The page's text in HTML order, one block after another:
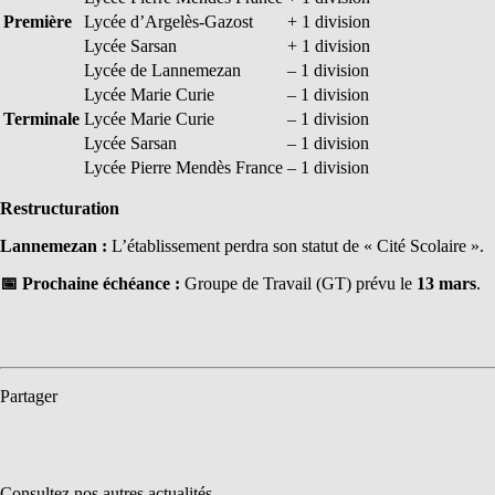
Première
Lycée d’Argelès-Gazost
+ 1 division
Lycée Sarsan
+ 1 division
Lycée de Lannemezan
– 1 division
Lycée Marie Curie
– 1 division
Terminale Lycée Marie Curie
– 1 division
Lycée Sarsan
– 1 division
Lycée Pierre Mendès France – 1 division
Restructuration
Lannemezan : L’établissement perdra son statut de « Cité Scolaire ».
📅 Prochaine échéance : Groupe de Travail (GT) prévu le 13 mars.
Partager